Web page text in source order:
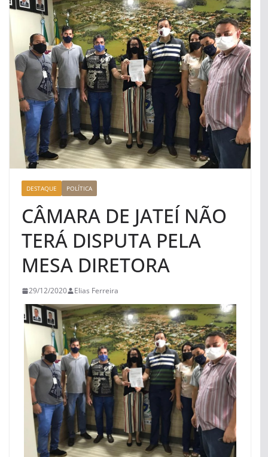
DESTAQUE POLÍTICA
CÂMARA DE JATEÍ NÃO
TERÁ DISPUTA PELA
MESA DIRETORA
29/12/2020 Elias Ferreira